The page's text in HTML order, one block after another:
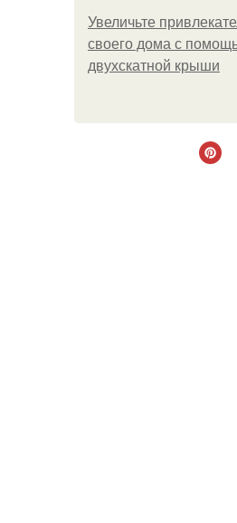
Увеличьте
своего дома с
двухскатной крыши